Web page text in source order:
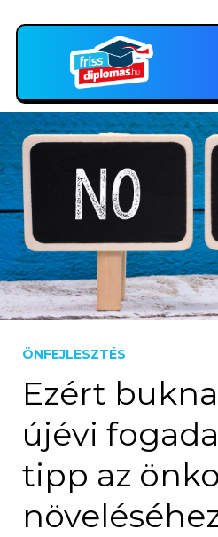
ÖNFEJLESZTÉS
Ezért
újévi
tipp az